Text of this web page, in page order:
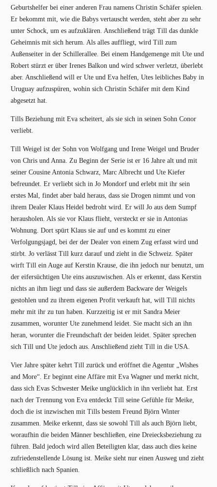
Geburtshelfer bei einer anderen Frau namens Christin Schäfer spielen.
Er bekommt mit, wie die Babys vertauscht werden, steht aber zu sehr
unter Schock, um es aufzuklären. Anschließend trägt Till das dunkle
Geheimnis mit sich herum. Als alles auffliegt, wird Till zum
Außenseiter in der Schillerallee. Bei einem Handgemenge mit Ute und
Robert stürzt er über Irenes Balkon und wird schwer verletzt, überlebt
aber. Anschließend will er Ute und Eva helfen, Utes leibliches Baby in
Uruguay aufzuspüren, wohin sich Christin Schäfer mit dem Kind
abgesetzt hat.
Tills Beziehung mit Eva scheitert, als sie sich in seinen Sohn Conor
verliebt.
Till Weigel ist der Sohn von Wolfgang und Irene Weigel und Bruder
von Chris und Anna. Zu Beginn der Serie ist er 16 Jahre alt und mit
seiner Cousine Antonia Schwarz, Marc Albrecht und Ute Kiefer
befreundet. Er verliebt sich in Jo Mondorf und erlebt mit ihr sein
erstes Mal, findet aber bald heraus, dass sie Drogen nimmt und von
ihrem Dealer Klaus Heidel bedroht wird. Er will Jo aus dem Sumpf
herausholen. Als sie vor Klaus flieht, versteckt er sie in Antonias
Wohnung. Dort spürt Klaus sie auf und es kommt zu einer
Verfolgungsjagd, bei der der Dealer von einem Zug erfasst wird und
stirbt. Jo verlässt Till kurz darauf und zieht in die Schweiz. Später
wirft Till ein Auge auf Kerstin Krause, die ihn jedoch nur benutzt, um
der eifersüchtigen Ute eins auszuwischen. Als er erkennt, dass Kerstin
nichts an ihm liegt und dass sie außerdem Backware der Weigels
gestohlen und zu ihrem eigenen Profit verkauft hat, will Till nichts
mehr mit ihr zu tun haben. Kurzzeitig ist er mit Sandra Meier
zusammen, worunter Ute zunehmend leidet. Sie macht sich an ihn
heran, worunter die Freundschaft der beiden leidet. Später sprechen
sich Till und Ute jedoch aus. Anschließend zieht Till in die USA.
Vier Jahre später kehrt Till zurück und eröffnet die Agentur „Wishes
and More“. Er beginnt eine Affäre mit Eva Wagner und merkt nicht,
dass sich Evas Schwester Meike unglücklich in ihn verliebt hat. Erst
nach der Trennung von Eva entdeckt Till seine Gefühle für Meike,
doch die ist inzwischen mit Tills bestem Freund Björn Winter
zusammen. Meike erkennt, dass sie sowohl Till als auch Björn liebt,
woraufhin die beiden Männer beschließen, eine Dreiecksbeziehung zu
führen. Bald jedoch wird allen Beteiligten klar, dass auch dies keine
zufriedenstellende Lösung ist. Meike sieht nur einen Ausweg und zieht
schließlich nach Spanien.